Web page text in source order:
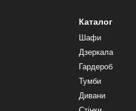
Каталог
Шафи
Дзеркала
Гардероб
Тумби
Дивани